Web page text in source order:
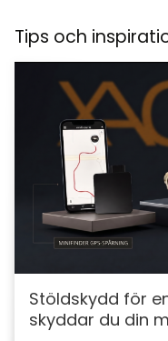
Tips och
Stöldskydd för
skyddar du din